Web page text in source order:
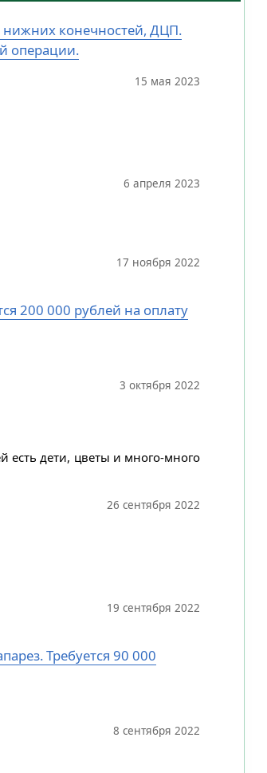
нижних конечностей, ДЦП.
операции.
15 мая 2023
6 апреля 2023
17 ноября 2022
200 000 рублей на оплату
3 октября 2022
есть дети, цветы и много-много
26 сентября 2022
19 сентября 2022
Требуется 90 000
8 сентября 2022